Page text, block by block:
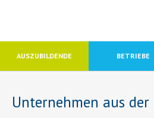
AUSZUBILDENDE BETRIEBE
Unternehmen aus